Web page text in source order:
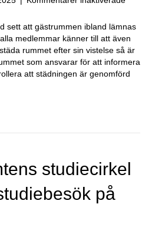
av
sett att gästrummen ibland lämnas
medlemmar känner till att även
rummet efter sin vistelse så är
som ansvarar för att informera
att städningen är genomförd
studiecirkel
på